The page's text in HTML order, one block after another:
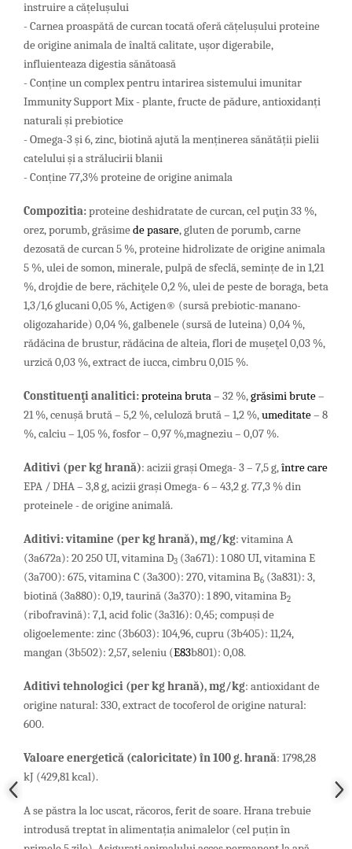
instruire a cățelușului
- Carnea proaspătă de curcan tocată oferă cățelușului proteine ​​
de origine animala de înaltă calitate, ușor digerabile,
influienteaza digestia sănătoasă
- Conține un complex pentru intarirea sistemului imunitar
Immunity Support Mix - plante, fructe de pădure, antioxidanți
naturali și prebiotice
- Omega-3 și 6, zinc, biotină ajută la menținerea sănătății pielii
catelului și a strălucirii blanii
- Conține 77,3% proteine de origine ​​animala
Compozitia:proteine deshidratate de curcan, cel puţin 33 %,
orez,porumb,grăsimede pasare,gluten de porumb, carne
dezosată de curcan 5 %, proteine hidrolizate de origine animala
5 %, ulei de somon, minerale, pulpă de sfeclă, semințe de in 1,21
%,drojdie de bere,răchiţele 0,2 %, ulei de peste de boraga, beta
1,3/1,6 glucani 0,05 %, Actigen® (sursă prebiotic-manano-
oligozaharide) 0,04 %, galbenele (sursă de luteina) 0,04 %,
rădăcina de brustur, rădăcina de alteia, flori de muşeţel 0,03 %,
urzică 0,03 %, extract de iucca, cimbru 0,015 %.
Constituenţi analitici:proteina bruta– 32 %,grăsimi brute–
21 %,cenuşă brută – 5,2 %, celuloză brută – 1,2 %,umeditate– 8
%, calciu – 1,05 %,fosfor – 0,97 %,magneziu – 0,07 %.
Aditivi (perkg hrană): acizii graşi Omega- 3 – 7,5 g,între care
EPA / DHA – 3,8 g, acizii grași Omega- 6 – 43,2 g. 77,3 % din
proteinele - de origine animală.
Aditivi:vitamine (perkg hrană),mg/kg: vitamina A
(3a672a): 20 250 UI,vitamina D3 (3a671): 1 080 UI, vitamina E
(3a700): 675,vitamina C (3a300): 270,vitamina B6 (3a831): 3,
biotină (3a880): 0,19,taurină (3a370): 1 890, vitamina B2
(ribofravină): 7,1, acid folic (3a316): 0,45; compuşi de
oligoelemente: zinc (3b603): 104,96,cupru (3b405): 11,24,
mangan (3b502): 2,57,seleniu (E83b801): 0,08.
Aditivi tehnologici (perkg hrană), mg/kg: antioxidant de
origine natural: 330, extract de tocoferol de origine natural:
600.
Valoare energetică (caloricitate) în 100 g. hrană: 1798,28
kJ (429,81 kcal).
A se păstra la loc uscat, răcoros, ferit de soare. Hrana trebuie
introdusă treptat în alimentația animalelor (cel puțin în